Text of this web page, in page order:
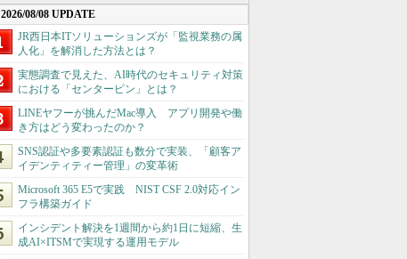
2026/08/08 UPDATE
JR西日本ITソリューションズが「監視業務の属
人化」を解消した方法とは？
実態調査で見えた、AI時代のセキュリティ対策
における「センターピン」とは？
LINEヤフーが挑んだMac導入 アプリ開発や働
き方はどう変わったのか？
SNS認証や多要素認証も数分で実装、「顧客ア
イデンティティー管理」の変革術
Microsoft 365 E5で実践 NIST CSF 2.0対応イン
フラ構築ガイド
インシデント解決を1週間から約1日に短縮、生
成AI×ITSMで実現する運用モデル